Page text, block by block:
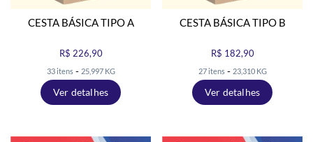
CESTA BÁSICA TIPO A
R$ 226,90
33 itens - 25,997 KG
Ver detalhes
CESTA BÁSICA TIPO B
R$ 182,90
27 itens - 23,310 KG
Ver detalhes